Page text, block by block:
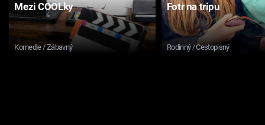
Mezi COOLky
Komedie / Zábavný
Fotr na tripu
Rodinný / Cestopisný